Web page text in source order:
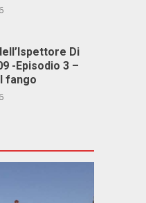
Di
-Episodio 3 –
fango